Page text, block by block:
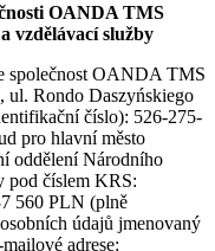
OANDA TMS
vzdělávací služby
společnost OANDA TMS
ul. Rondo Daszyńskiego
číslo): 526-275-
pro hlavní město
oddělení Národního
pod číslem KRS:
560 PLN (plně
údajů jmenovaný
adrese: